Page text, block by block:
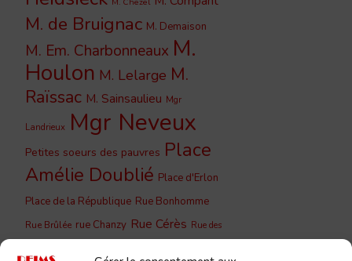
M. de Bruignac M. Demaison
M. Em. Charbonneaux M.
Houlon M. Lelarge M.
Raïssac M. Sainsaulieu Mgr
Landrieux Mgr Neveux
Petites soeurs des pauvres Place
Amélie Doublié Place d'Erlon
Place de la République Rue Bonhomme
Rue Brûlée rue Chanzy Rue Cérès Rue des